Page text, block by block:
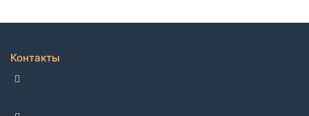
Контакты